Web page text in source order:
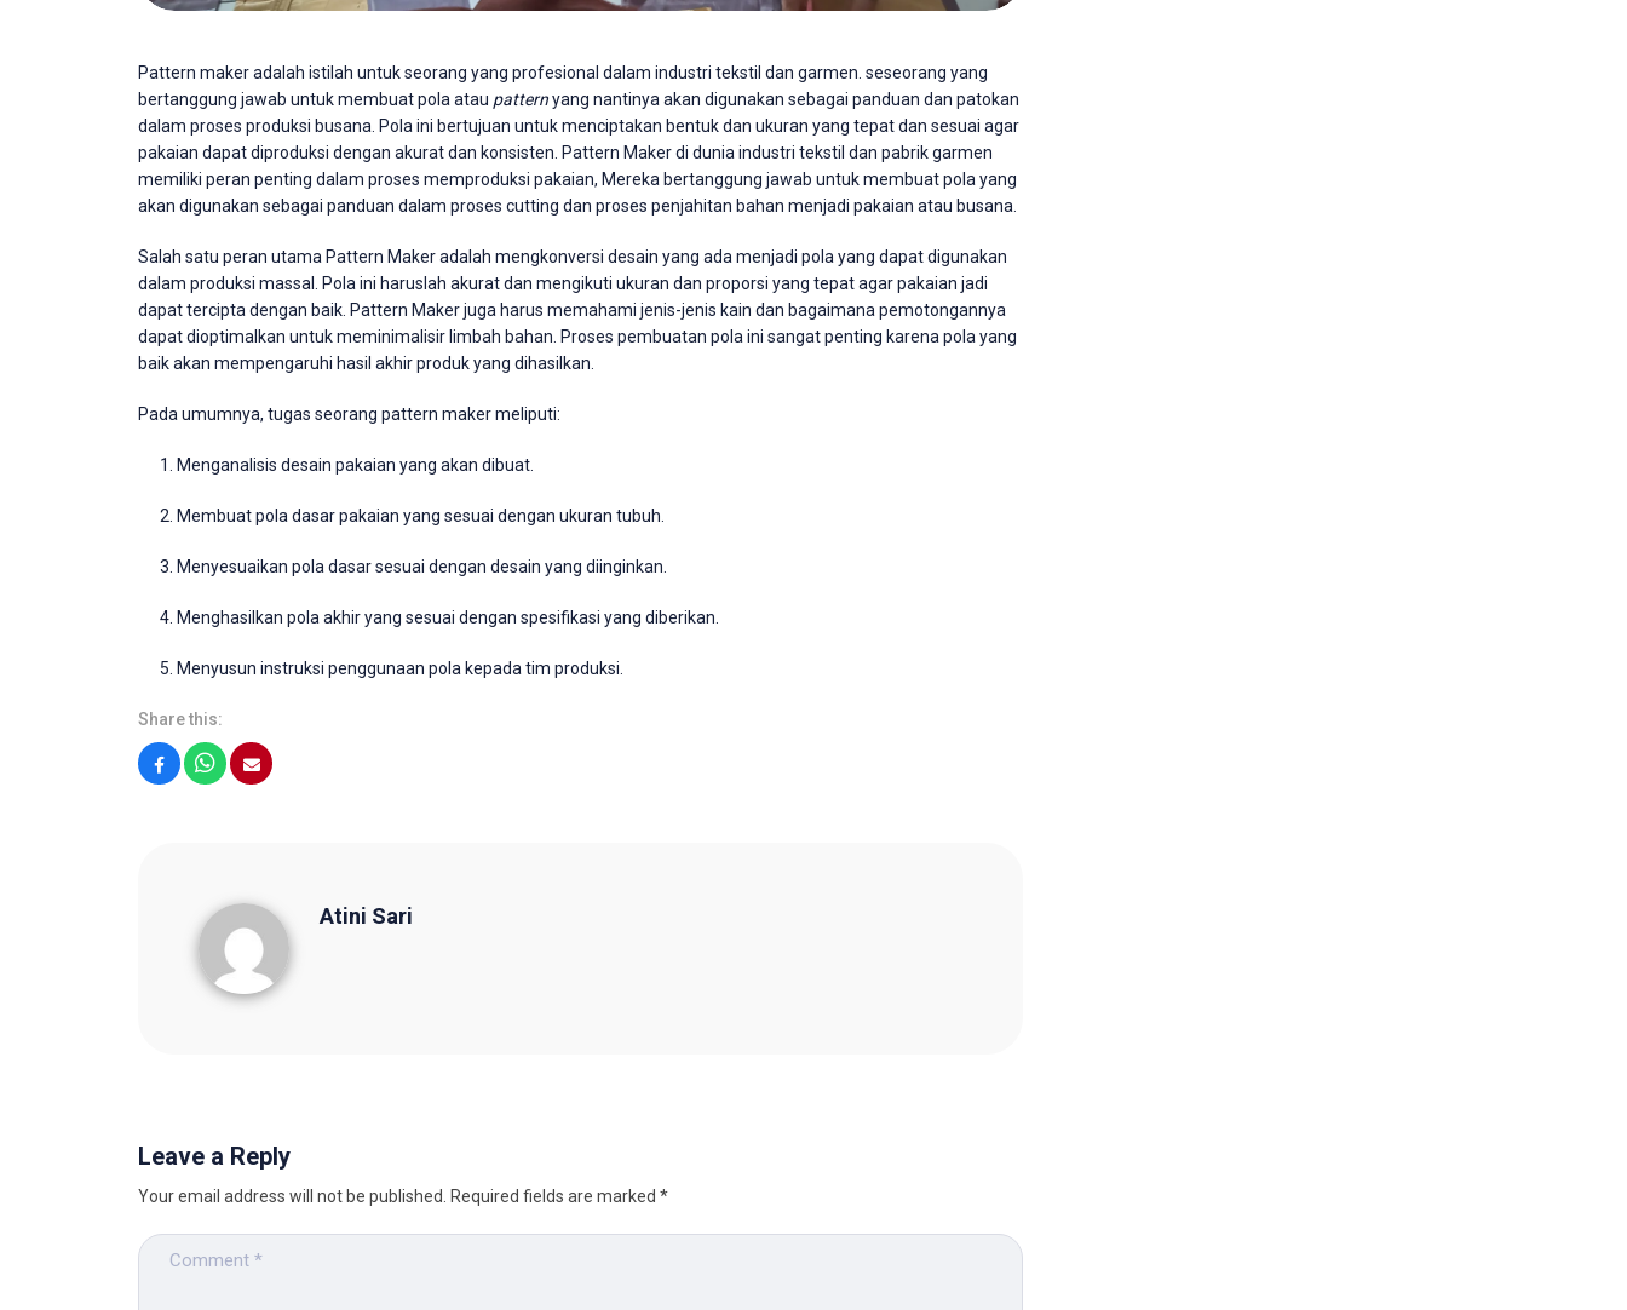
Pattern maker adalah istilah untuk seorang yang profesional dalam industri tekstil dan garmen. seseorang yang
bertanggung jawab untuk membuat pola atau patternyang nantinya akan digunakan sebagai panduan dan patokan
dalam proses produksi busana. Pola ini bertujuan untuk menciptakan bentuk dan ukuran yang tepat dan sesuai agar
pakaian dapat diproduksi dengan akurat dan konsisten. Pattern Maker di dunia industri tekstil dan pabrik garmen
memiliki peran penting dalam proses memproduksi pakaian, Mereka bertanggung jawab untuk membuat pola yang
akan digunakan sebagai panduan dalam proses cutting dan proses penjahitan bahan menjadi pakaian atau busana.
Salah satu peran utama Pattern Maker adalah mengkonversi desain yang ada menjadi pola yang dapat digunakan
dalam produksi massal. Pola ini haruslah akurat dan mengikuti ukuran dan proporsi yang tepat agar pakaian jadi
dapat tercipta dengan baik. Pattern Maker juga harus memahami jenis-jenis kain dan bagaimana pemotongannya
dapat dioptimalkan untuk meminimalisir limbah bahan. Proses pembuatan pola ini sangat penting karena pola yang
baik akan mempengaruhi hasil akhir produk yang dihasilkan.
Pada umumnya, tugas seorang pattern maker meliputi:
Menganalisis desain pakaian yang akan dibuat.
Membuat pola dasar pakaian yang sesuai dengan ukuran tubuh.
Menyesuaikan pola dasar sesuai dengan desain yang diinginkan.
Menghasilkan pola akhir yang sesuai dengan spesifikasi yang diberikan.
Menyusun instruksi penggunaan pola kepada tim produksi.
Share this:
Atini Sari
Leave a Reply
Your email address will not be published. Required fields are marked *